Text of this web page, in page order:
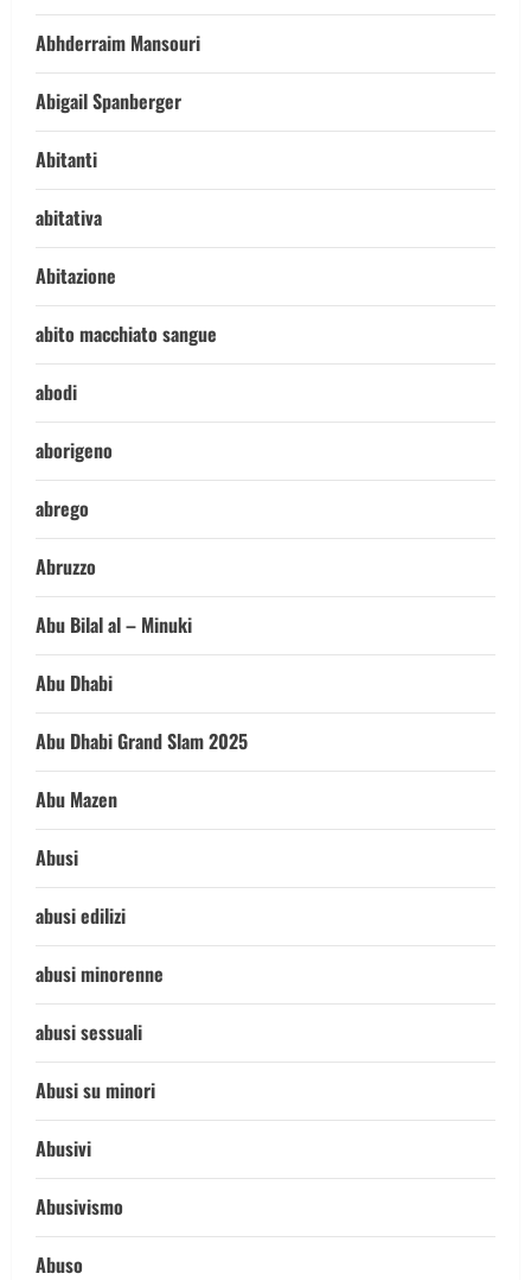
Abhderraim Mansouri
Abigail Spanberger
Abitanti
abitativa
Abitazione
abito macchiato sangue
abodi
aborigeno
abrego
Abruzzo
Abu Bilal al – Minuki
Abu Dhabi
Abu Dhabi Grand Slam 2025
Abu Mazen
Abusi
abusi edilizi
abusi minorenne
abusi sessuali
Abusi su minori
Abusivi
Abusivismo
Abuso